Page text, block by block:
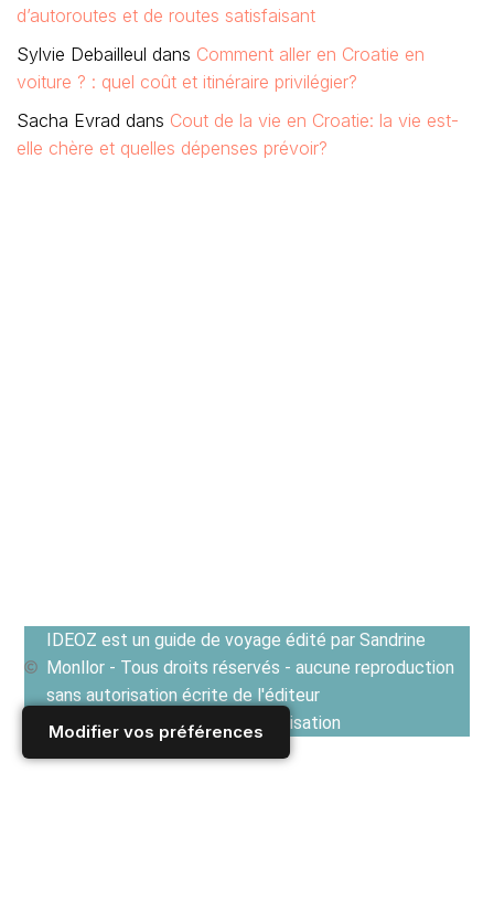
Modifier vos préférences
d’autoroutes et de routes satisfaisant
Sylvie Debailleul dans Comment aller en Croatie en
voiture ? : quel coût et itinéraire privilégier?
Sacha Evrad dans Cout de la vie en Croatie: la vie est-
elle chère et quelles dépenses prévoir?
IDEOZ est un guide de voyage édité par Sandrine
Monllor - Tous droits réservés - aucune reproduction
sans autorisation écrite de l'éditeur
Voir les Conditions générales d'utilisation